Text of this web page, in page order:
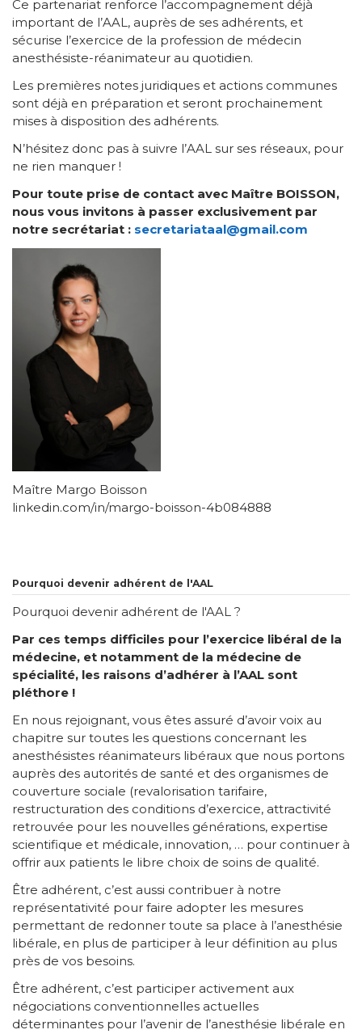
Ce partenariat renforce l’accompagnement déjà
important de l’AAL, auprès de ses adhérents, et
sécurise l’exercice de la profession de médecin
anesthésiste-réanimateur au quotidien.
Les premières notes juridiques et actions communes
sont déjà en préparation et seront prochainement
mises à disposition des adhérents.
N’hésitez donc pas à suivre l’AAL sur ses réseaux, pour
ne rien manquer !
Pour toute prise de contact avec Maître BOISSON,
nous vous invitons à passer exclusivement par
notre secrétariat : secretariataal@gmail.com
Maître Margo Boisson
linkedin.com/in/margo-boisson-4b084888
Pourquoi devenir adhérent de l'AAL
Pourquoi devenir adhérent de l'AAL ?
Par ces temps difficiles pour l’exercice libéral de la
médecine, et notamment de la médecine de
spécialité, les raisons d’adhérer à l’AAL sont
pléthore !
En nous rejoignant, vous êtes assuré d’avoir voix au
chapitre sur toutes les questions concernant les
anesthésistes réanimateurs libéraux que nous portons
auprès des autorités de santé et des organismes de
couverture sociale (revalorisation tarifaire,
restructuration des conditions d’exercice, attractivité
retrouvée pour les nouvelles générations, expertise
scientifique et médicale, innovation, … pour continuer à
offrir aux patients le libre choix de soins de qualité.
Être adhérent, c’est aussi contribuer à notre
représentativité pour faire adopter les mesures
permettant de redonner toute sa place à l’anesthésie
libérale, en plus de participer à leur définition au plus
près de vos besoins.
Être adhérent, c’est participer activement aux
négociations conventionnelles actuelles
déterminantes pour l’avenir de l’anesthésie libérale en